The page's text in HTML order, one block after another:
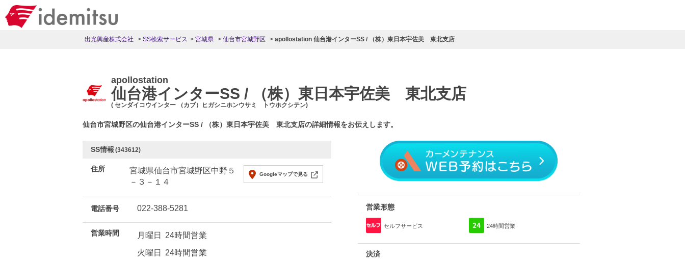
出光興産株式会社 SS検索サービス 宮城県 仙台市宮城野区 apollostation 仙台港インターSS / （株）東日本宇佐美 東北支店
apollostation
仙台港インターSS / （株）東日本宇佐美 東北支店
( センダイコウインター （カブ）ヒガシニホンウサミ トウホクシテン)
仙台市宮城野区の仙台港インターSS / （株）東日本宇佐美 東北支店の詳細情報をお伝えします。
SS情報 (343612)
住所
宮城県仙台市宮城野区中野５
－３－１４
Googleマップで見る
電話番号 022-388-5281
営業時間 月曜日
24時間営業
火曜日
24時間営業
営業形態
セルフサービス 24時間営業
決済